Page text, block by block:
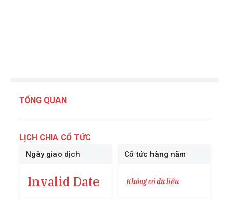
TỔNG QUAN
LỊCH CHIA CỔ TỨC
Ngày giao dịch
Invalid Date
Cổ tức hàng năm
Không có dữ liệu